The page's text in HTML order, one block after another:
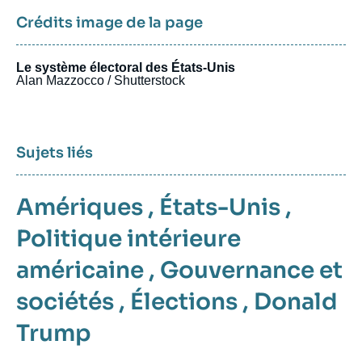
Crédits image de la page
Le système électoral des États-Unis
Alan Mazzocco / Shutterstock
Sujets liés
Amériques , États-Unis ,
Politique intérieure
américaine , Gouvernance et
sociétés , Élections , Donald
Trump